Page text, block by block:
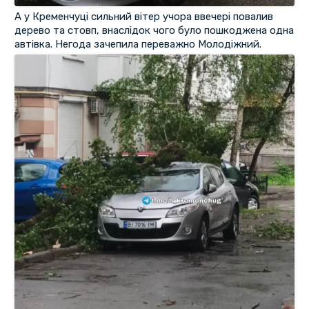
А у Кременчуці сильний вітер учора ввечері повалив
дерево та стовп, внаслідок чого було пошкоджена одна
автівка. Негода зачепила переважно Молодіжний.